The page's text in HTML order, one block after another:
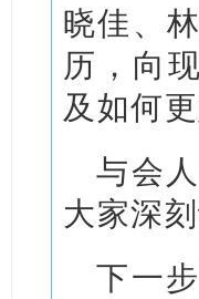
晓佳、
历，向
及如何
与会
大家深
下一